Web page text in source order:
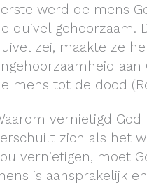
werd de mens
duivel gehoorzaam.
zei, maakte ze
mens tot de dood
vernietigd
zich als het
vernietigen, moet
is aansprakelijk